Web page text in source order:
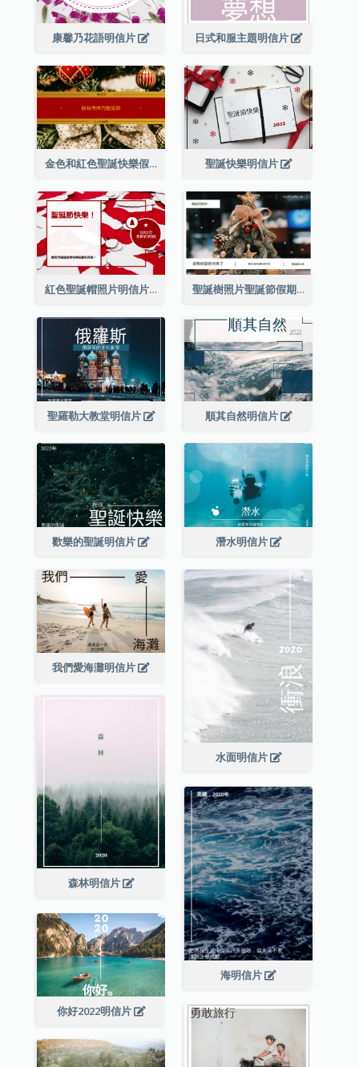
康馨乃花語明信片 日式和服主題明信片
金色和紅色聖誕快樂假期明信片 聖誕快樂明信片
紅色聖誕帽照片明信片 聖誕樹照片聖誕節假期明信片
聖羅勒大教堂明信片 順其自然明信片
歡樂的聖誕明信片 潛水明信片
我們愛海灘明信片
水面明信片
森林明信片
海明信片
你好2022明信片